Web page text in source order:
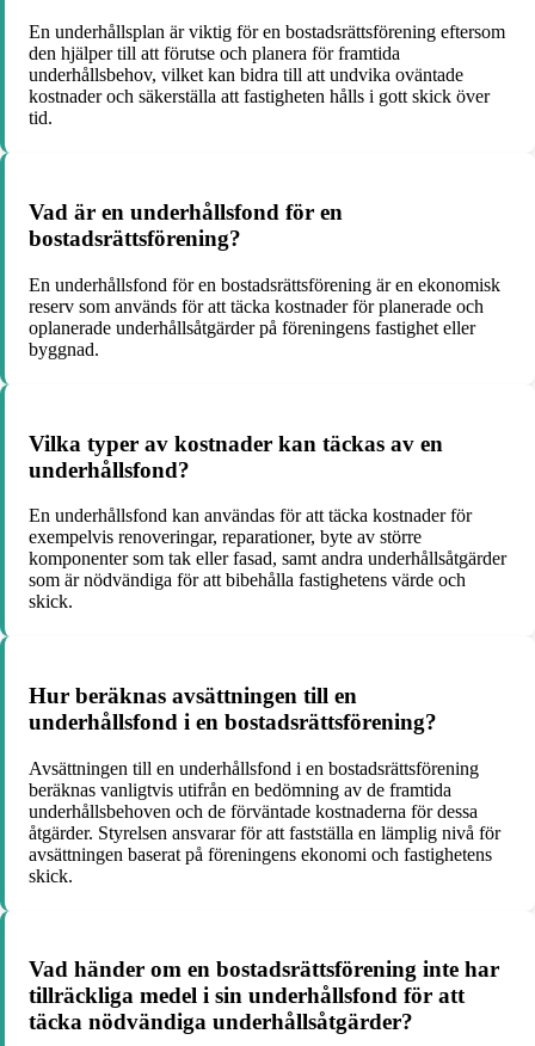
En underhållsplan är viktig för en bostadsrättsförening eftersom
den hjälper till att förutse och planera för framtida
underhållsbehov, vilket kan bidra till att undvika oväntade
kostnader och säkerställa att fastigheten hålls i gott skick över
tid.
Vad är en underhållsfond för en
bostadsrättsförening?
En underhållsfond för en bostadsrättsförening är en ekonomisk
reserv som används för att täcka kostnader för planerade och
oplanerade underhållsåtgärder på föreningens fastighet eller
byggnad.
Vilka typer av kostnader kan täckas av en
underhållsfond?
En underhållsfond kan användas för att täcka kostnader för
exempelvis renoveringar, reparationer, byte av större
komponenter som tak eller fasad, samt andra underhållsåtgärder
som är nödvändiga för att bibehålla fastighetens värde och
skick.
Hur beräknas avsättningen till en
underhållsfond i en bostadsrättsförening?
Avsättningen till en underhållsfond i en bostadsrättsförening
beräknas vanligtvis utifrån en bedömning av de framtida
underhållsbehoven och de förväntade kostnaderna för dessa
åtgärder. Styrelsen ansvarar för att fastställa en lämplig nivå för
avsättningen baserat på föreningens ekonomi och fastighetens
skick.
Vad händer om en bostadsrättsförening inte har
tillräckliga medel i sin underhållsfond för att
täcka nödvändiga underhållsåtgärder?